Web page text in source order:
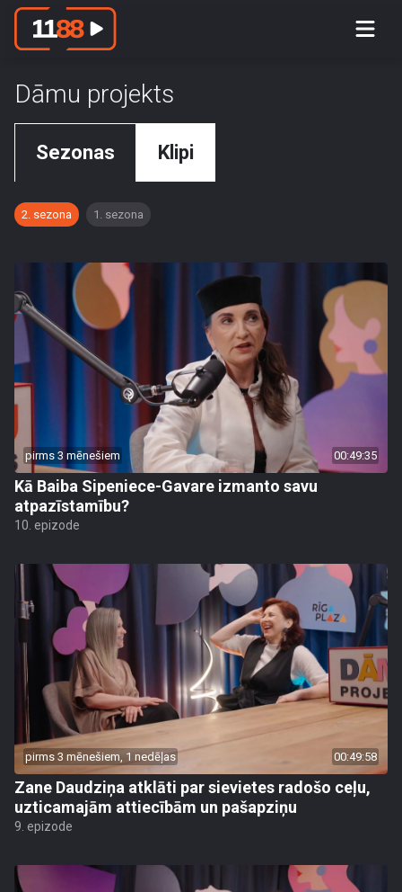
Dāmu projekts
Sezonas Klipi
2. sezona 1. sezona
pirms 3 mēnešiem 00:49:35
Kā Baiba Sipeniece-Gavare izmanto savu
atpazīstamību?
10. epizode
pirms 3 mēnešiem, 1 nedēļas 00:49:58
Zane Daudziņa atklāti par sievietes radošo ceļu,
uzticamajām attiecībām un pašapziņu
9. epizode